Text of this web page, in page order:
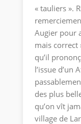
« tauliers ».
Augier pour
mais correct
qu’il
l’issue d’un
des plus
qu’on vît
village de